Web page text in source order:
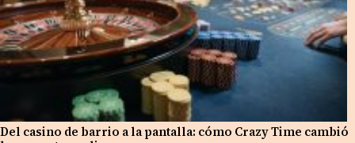
Del casino de barrio a la pantalla: cómo Crazy Time cambió